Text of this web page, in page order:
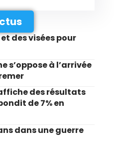
des visées pour
s’oppose à l’arrivée
des résultats
de 7% en
dans une guerre